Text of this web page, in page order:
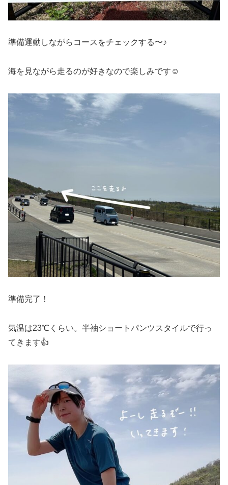
準備運動しながらコースをチェックする〜♪
海を見ながら走るのが好きなので楽しみです☺️
準備完了！
気温は23℃くらい。半袖ショートパンツスタイルで行っ
てきます👍